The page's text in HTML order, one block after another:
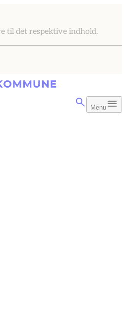
til det respektive indhold.
Menu